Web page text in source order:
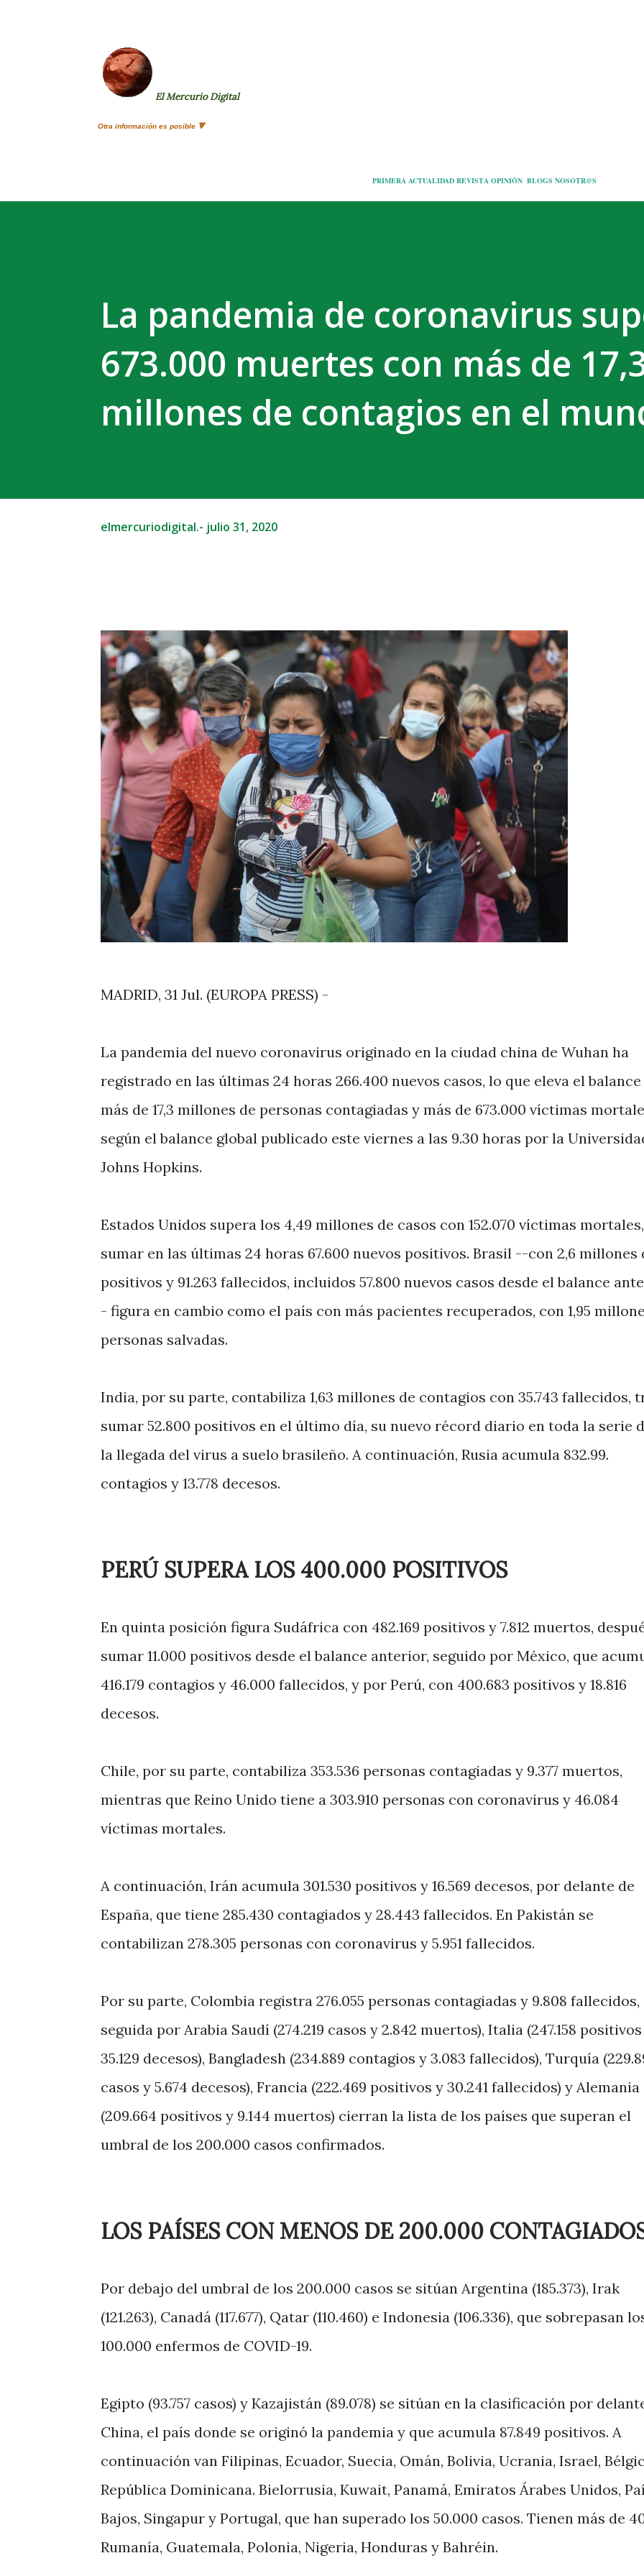
El Mercurio Digital
Otra información es posible 🔻
PRIMERA ACTUALIDAD REVISTA OPINIÓN BLOGS NOSOTR@S
La pandemia de coronavirus
673.000 muertes con más de
millones de contagios en el
elmercuriodigital.- julio 31, 2020
MADRID, 31 Jul. (EUROPA PRESS) -
La pandemia del nuevo coronavirus originado en la ciudad china de Wuhan ha
registrado en las últimas 24 horas 266.400 nuevos casos, lo que eleva el balance
más de 17,3 millones de personas contagiadas y más de 673.000 víctimas
según el balance global publicado este viernes a las 9.30 horas por la
Johns Hopkins.
Estados Unidos supera los 4,49 millones de casos con 152.070 víctimas
sumar en las últimas 24 horas 67.600 nuevos positivos. Brasil --con 2,6 millones
positivos y 91.263 fallecidos, incluidos 57.800 nuevos casos desde el balance
- figura en cambio como el país con más pacientes recuperados, con 1,95
personas salvadas.
India, por su parte, contabiliza 1,63 millones de contagios con 35.743 fallecidos,
sumar 52.800 positivos en el último día, su nuevo récord diario en toda la serie
la llegada del virus a suelo brasileño. A continuación, Rusia acumula 832.99.
contagios y 13.778 decesos.
PERÚ SUPERA LOS 400.000 POSITIVOS
En quinta posición figura Sudáfrica con 482.169 positivos y 7.812 muertos,
sumar 11.000 positivos desde el balance anterior, seguido por México, que
416.179 contagios y 46.000 fallecidos, y por Perú, con 400.683 positivos y 18.816
decesos.
Chile, por su parte, contabiliza 353.536 personas contagiadas y 9.377 muertos,
mientras que Reino Unido tiene a 303.910 personas con coronavirus y 46.084
víctimas mortales.
A continuación, Irán acumula 301.530 positivos y 16.569 decesos, por delante de
España, que tiene 285.430 contagiados y 28.443 fallecidos. En Pakistán se
contabilizan 278.305 personas con coronavirus y 5.951 fallecidos.
Por su parte, Colombia registra 276.055 personas contagiadas y 9.808 fallecidos,
seguida por Arabia Saudí (274.219 casos y 2.842 muertos), Italia (247.158
35.129 decesos), Bangladesh (234.889 contagios y 3.083 fallecidos), Turquía
casos y 5.674 decesos), Francia (222.469 positivos y 30.241 fallecidos) y Alemania
(209.664 positivos y 9.144 muertos) cierran la lista de los países que superan el
umbral de los 200.000 casos confirmados.
LOS PAÍSES CON MENOS DE 200.000
Por debajo del umbral de los 200.000 casos se sitúan Argentina (185.373), Irak
(121.263), Canadá (117.677), Qatar (110.460) e Indonesia (106.336), que sobrepasan
100.000 enfermos de COVID-19.
Egipto (93.757 casos) y Kazajistán (89.078) se sitúan en la clasificación por
China, el país donde se originó la pandemia y que acumula 87.849 positivos. A
continuación van Filipinas, Ecuador, Suecia, Omán, Bolivia, Ucrania, Israel,
República Dominicana. Bielorrusia, Kuwait, Panamá, Emiratos Árabes Unidos,
Bajos, Singapur y Portugal, que han superado los 50.000 casos. Tienen más de
Rumanía, Guatemala, Polonia, Nigeria, Honduras y Bahréin.